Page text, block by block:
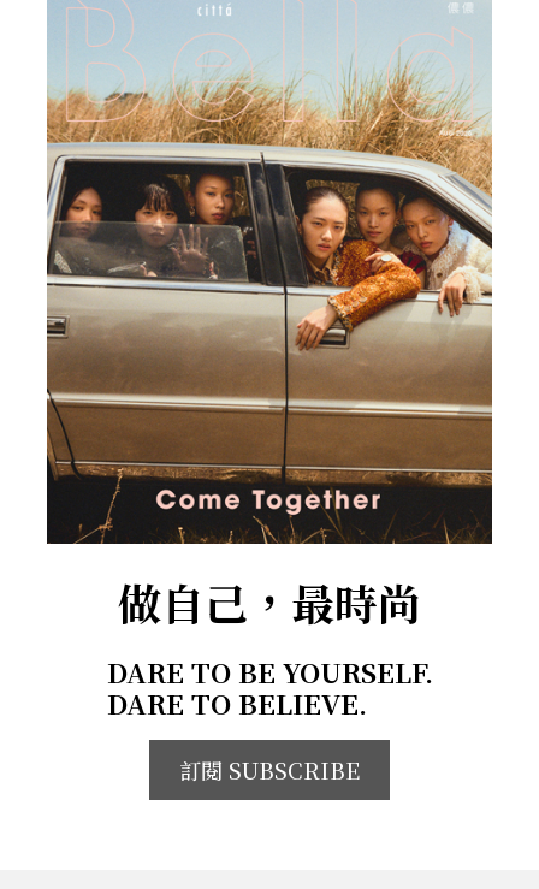
做自己，最時尚
DARE TO BE YOURSELF.
DARE TO BELIEVE.
訂閱 SUBSCRIBE